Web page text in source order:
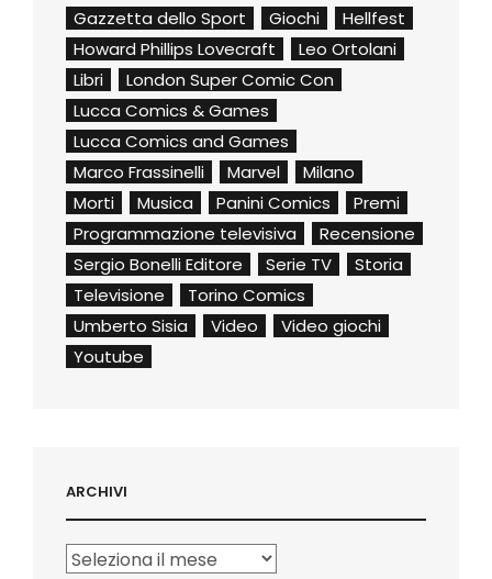
Gazzetta dello Sport
Giochi
Hellfest
Howard Phillips Lovecraft
Leo Ortolani
Libri
London Super Comic Con
Lucca Comics & Games
Lucca Comics and Games
Marco Frassinelli
Marvel
Milano
Morti
Musica Panini Comics
Premi
Programmazione televisiva
Recensione
Sergio Bonelli Editore
Serie TV
Storia
Televisione
Torino Comics
Umberto Sisia
Video
Video giochi
Youtube
ARCHIVI
Archivi